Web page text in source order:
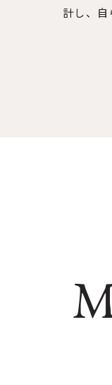
計し、自